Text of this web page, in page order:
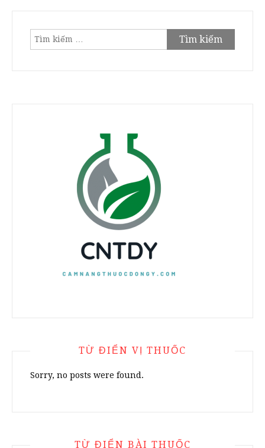
Tìm
kiếm
TỪ ĐIỂN VỊ THUỐC
Sorry, no posts were found.
TỪ ĐIỂN BÀI THUỐC